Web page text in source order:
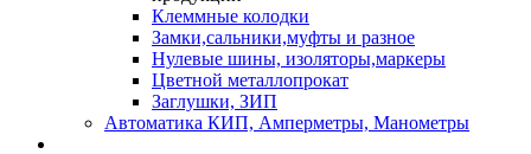
Клеммные колодки
Замки,сальники,муфты и разное
Нулевые шины, изоляторы,маркеры
Цветной металлопрокат
Заглушки, ЗИП
Автоматика КИП, Амперметры, Манометры